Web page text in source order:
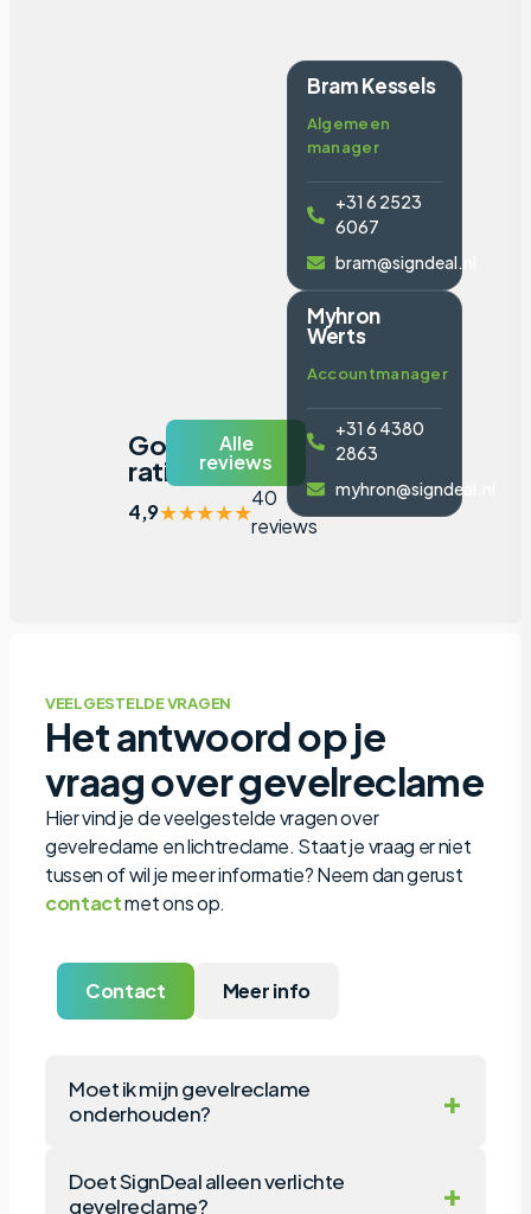
Google
ratings
4,9★★★★★
40
reviews
Alle
reviews
Bram Kessels
Algemeen
manager
+31 6 2523
6067
bram@signdeal.nl
Myhron
Werts
Accountmanager
+31 6 4380
2863
myhron@signdeal.nl
VEELGESTELDE VRAGEN
Het antwoord op je
vraag over gevelreclame
Hier vind je de veelgestelde vragen over
gevelreclame en lichtreclame. Staat je vraag er niet
tussen of wil je meer informatie? Neem dan gerust
contactmet ons op.
Contact Meer info
Moet ik mijn gevelreclame
onderhouden?
+
jarenlang mee, dankzij hoogwaardige
Doet SignDeal alleen verlichte
gevelreclame?
+